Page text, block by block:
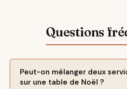
Peut-on mélanger deux
sur une table de Noël ?